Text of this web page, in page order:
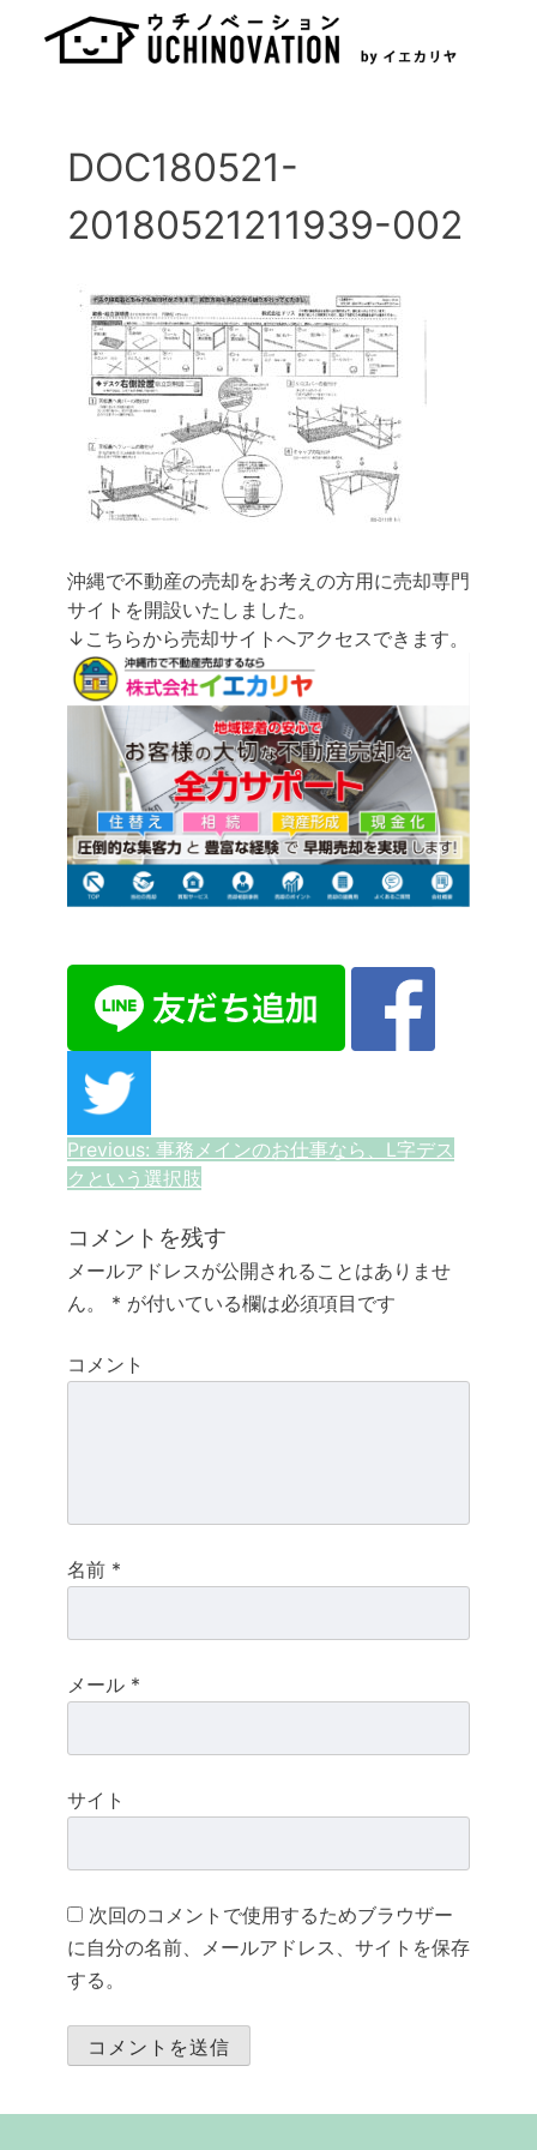
DOC180521-
20180521211939-002
沖縄で不動産の売却をお考えの方用に売却専門
サイトを開設いたしました。
↓こちらから売却サイトへアクセスできます。
投
稿
ナ
ビ
ー
Previous: 事務メインのお仕事なら、L字デス
クという選択肢
コメントを残す
メールアドレスが公開されることはありませ
ん。
* が付いている欄は必須項目です
コメント
名前 *
メール *
サイト
次回のコメントで使用するためブラウザー
に自分の名前、メールアドレス、サイトを保存
する。